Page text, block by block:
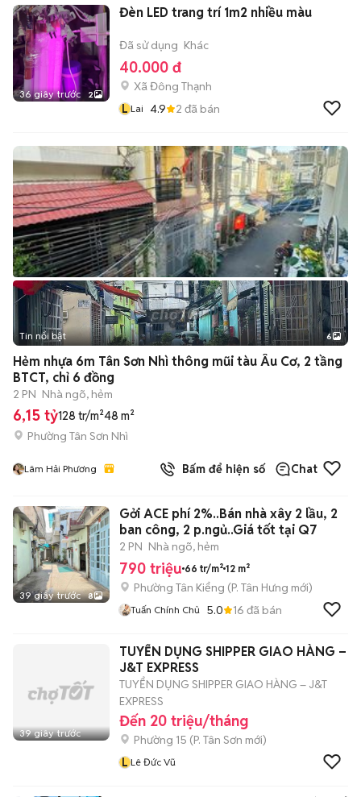
36 giây trước 2
Đèn LED trang trí 1m2 nhiều màu
Đã sử dụng Khác
40.000 đ
Xã Đông Thạnh
L Lai 4.9 2 đã bán
+2
Tin nổi bật 6
Hẻm nhựa 6m Tân Sơn Nhì thông mũi tàu Âu Cơ, 2 tầng
BTCT, chỉ 6 đồng
2 PN Nhà ngõ, hẻm
6,15 tỷ128 tr/m²48 m²
Phường Tân Sơn Nhì
Lâm Hải Phương Bấm để hiện số Chat
39 giây trước 8
Gởi ACE phí 2%..Bán nhà xây 2 lầu, 2
ban công, 2 p.ngủ..Giá tốt tại Q7
2 PN Nhà ngõ, hẻm
790 triệu 66 tr/m² 12 m²
Phường Tân Kiểng (P. Tân Hưng mới)
Tuấn Chính Chủ 5.0 16 đã bán
39 giây trước
TUYỂN DỤNG SHIPPER GIAO HÀNG –
J&T EXPRESS
TUYỂN DỤNG SHIPPER GIAO HÀNG – J&T
EXPRESS
Đến 20 triệu/tháng
Phường 15 (P. Tân Sơn mới)
L Lê Đức Vũ